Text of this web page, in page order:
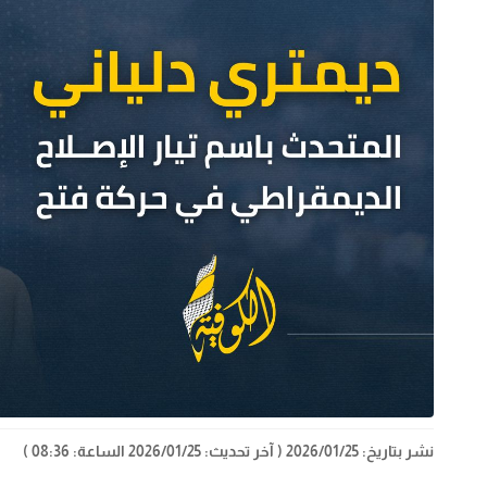
نشر بتاريخ: 2026/01/25 ( آخر تحديث: 2026/01/25 الساعة: 08:36 )